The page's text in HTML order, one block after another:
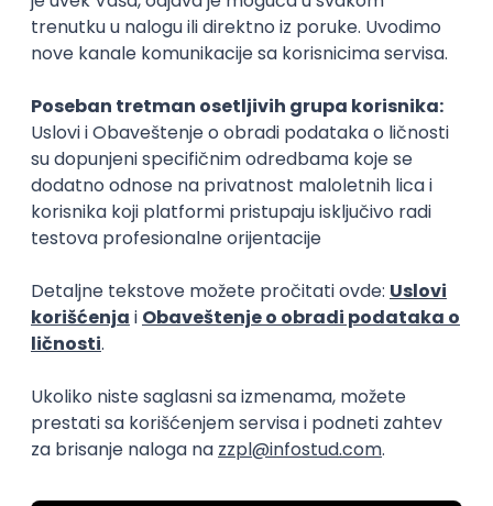
transparentnost domaćeg IT tržišta rada i
efikasno spajamo kandidate i poslodavce.
O nama
Uslovi korišćenja
Politika privatnosti
Uklonjeni profili poslodavaca
Druželjubivi smo!